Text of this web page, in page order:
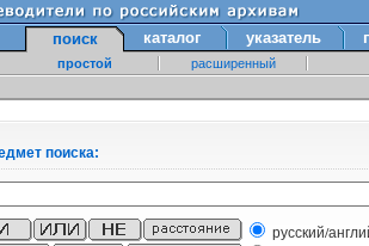
поиск каталог указатель
простой расширенный
поиска:
русский/